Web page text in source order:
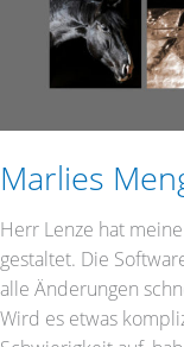
Marlies
Herr Lenze hat
gestaltet. Die
alle Änderungen
Wird es etwas